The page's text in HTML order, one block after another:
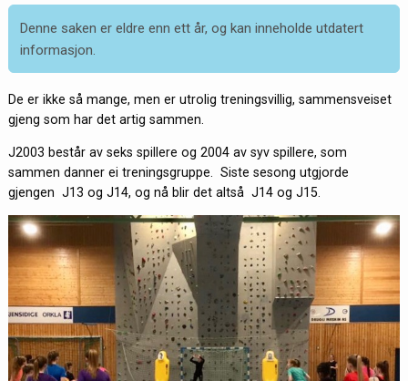
Denne saken er eldre enn ett år, og kan inneholde utdatert
informasjon.
De er ikke så mange, men er utrolig treningsvillig, sammensveiset
gjeng som har det artig sammen.
J2003 består av seks spillere og 2004 av syv spillere, som
sammen danner ei treningsgruppe. Siste sesong utgjorde
gjengen J13 og J14, og nå blir det altså J14 og J15.